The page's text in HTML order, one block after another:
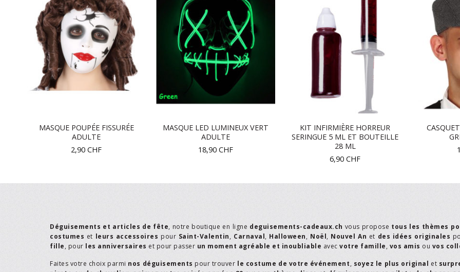
MASQUE POUPÉE FISSURÉE
ADULTE
2,90 CHF
MASQUE LED LUMINEUX VERT
ADULTE
18,90 CHF
KIT INFIRMIÈRE HORREUR
SERINGUE 5 ML ET BOUTEILLE
28 ML
6,90 CHF
Déguisements et articles de fête, notre boutique en ligne deguisements-cadeaux.ch vous propose tous les thèmes
costumes et leurs accessoires pour Saint-Valentin, Carnaval, Halloween, Noël, Nouvel An et des idées originales
fille, pour les anniversaires et pour passer un moment agréable et inoubliable avec votre famille, vos amis ou vos
Faites votre choix parmi nos déguisements pour trouver le costume de votre événement, soyez le plus original et